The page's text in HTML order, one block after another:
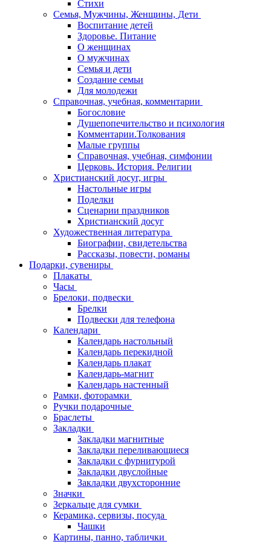
Стихи
Семья, Мужчины, Женщины, Дети
Воспитание детей
Здоровье. Питание
О женщинах
О мужчинах
Семья и дети
Создание семьи
Для молодежи
Справочная, учебная, комментарии
Богословие
Душепопечительство и психология
Комментарии.Толкования
Малые группы
Справочная, учебная, симфонии
Церковь. История. Религии
Христианский досуг, игры
Настольные игры
Поделки
Сценарии праздников
Христианский досуг
Художественная литература
Биографии, свидетельства
Рассказы, повести, романы
Подарки, сувениры
Плакаты
Часы
Брелоки, подвески
Брелки
Подвески для телефона
Календари
Календарь настольный
Календарь перекидной
Календарь плакат
Календарь-магнит
Календарь настенный
Рамки, фоторамки
Ручки подарочные
Браслеты
Закладки
Закладки магнитные
Закладки переливающиеся
Закладки с фурнитурой
Закладки двуслойные
Закладки двухсторонние
Значки
Зеркальце для сумки
Керамика, сервизы, посуда
Чашки
Картины, панно, таблички